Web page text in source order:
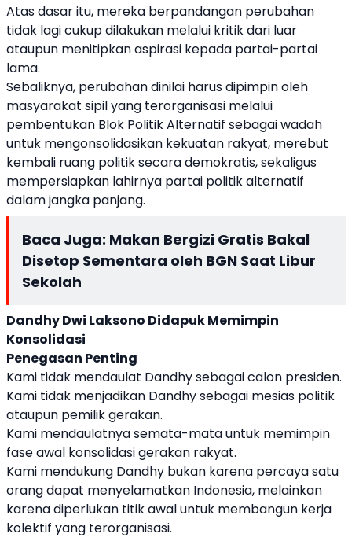
Atas dasar itu, mereka berpandangan perubahan
tidak lagi cukup dilakukan melalui kritik dari luar
ataupun menitipkan aspirasi kepada partai-partai
lama.
Sebaliknya, perubahan dinilai harus dipimpin oleh
masyarakat sipil yang terorganisasi melalui
pembentukan Blok Politik Alternatif sebagai wadah
untuk mengonsolidasikan kekuatan rakyat, merebut
kembali ruang politik secara demokratis, sekaligus
mempersiapkan lahirnya partai politik alternatif
dalam jangka panjang.
Baca Juga: Makan Bergizi Gratis Bakal
Disetop Sementara oleh BGN Saat Libur
Sekolah
Dandhy Dwi Laksono Didapuk Memimpin
Konsolidasi
Penegasan Penting
Kami tidak mendaulat Dandhy sebagai calon presiden.
Kami tidak menjadikan Dandhy sebagai mesias politik
ataupun pemilik gerakan.
Kami mendaulatnya semata-mata untuk memimpin
fase awal konsolidasi gerakan rakyat.
Kami mendukung Dandhy bukan karena percaya satu
orang dapat menyelamatkan Indonesia, melainkan
karena diperlukan titik awal untuk membangun kerja
kolektif yang terorganisasi.